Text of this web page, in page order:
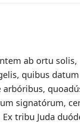
ab ortu solis,
quibus
signatórum,
tribu Juda